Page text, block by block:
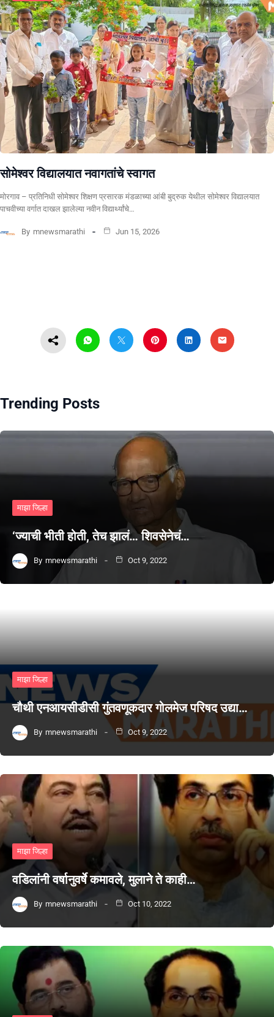
सोमेश्वर विद्यालयात नवागतांचे स्वागत
मोरगाव – प्रतिनिधी सोमेश्वर शिक्षण प्रसारक मंडळाच्या आंबी बुद्रुक येथील सोमेश्वर विद्यालयात
पाचवीच्या वर्गात दाखल झालेल्या नवीन विद्यार्थ्यांचे…
By mnewsmarathi Jun 15, 2026
Trending Posts
माझा जिल्हा
‘ज्याची भीती होती, तेच झालं… शिवसेनेचं…
By mnewsmarathi Oct 9, 2022
माझा जिल्हा
चौथी एनआयसीडीसी गुंतवणूकदार गोलमेज परिषद उद्या…
By mnewsmarathi Oct 9, 2022
माझा जिल्हा
वडिलांनी वर्षानुवर्षे कमावले, मुलाने ते काही…
By mnewsmarathi Oct 10, 2022